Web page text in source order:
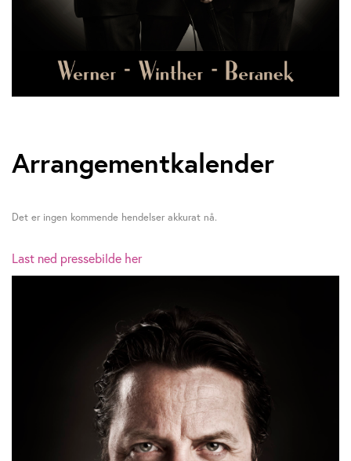
Arrangementkalender
Det er ingen kommende hendelser akkurat nå.
Last ned pressebilde her